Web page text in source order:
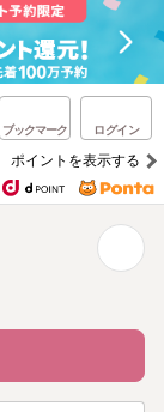
ブックマーク ログイン
ポイントを表示する